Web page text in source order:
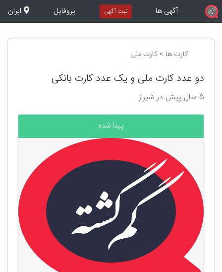
آگهی ها ثبت آگهی پروفایل ایران
کارت ها > کارت ملی
دو عدد کارت ملی و یک عدد کارت بانکی
5 سال پیش در شیراز
پیدا شده